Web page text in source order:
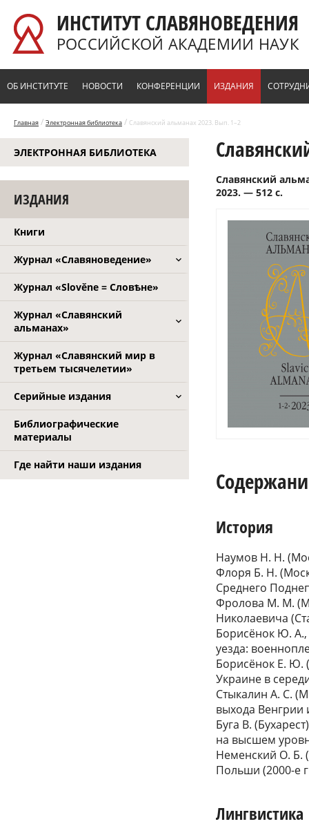
ИНСТИТУТ СЛАВЯНОВЕДЕНИЯ
РОССИЙСКОЙ АКАДЕМИИ НАУК
ОБ ИНСТИТУТЕ НОВОСТИ КОНФЕРЕНЦИИ ИЗДАНИЯ
Главная / Электронная библиотека / Славянский альманах 2023. Вып. 1–2
ЭЛЕКТРОННАЯ БИБЛИОТЕКА
ИЗДАНИЯ
Книги
Журнал «Славяноведение»
Журнал «Slověne = Словѣне»
Журнал «Славянский
альманах»
Журнал «Славянский мир в
третьем тысячелетии»
Серийные издания
Библиографические
материалы
Где найти наши издания
Славянский
2023. — 512 с.
История
Наумов Н. Н.
Флоря Б. Н.
Среднего
Фролова М. М.
Николаевича
Борисёнок Ю.
уезда:
Борисёнок Е. Ю.
Украине в
Стыкалин А. С.
выхода Венгрии
Буга В.
на высшем
Неменский О. Б.
Польши (2000-е
Лингвистика